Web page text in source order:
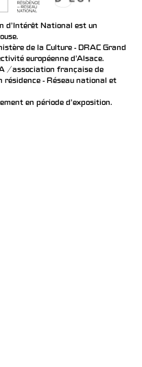
d’Intérêt National est un
de la Culture - DRAC Grand
européenne d’Alsace.
/ association française de
- Réseau national et
en période d'exposition.